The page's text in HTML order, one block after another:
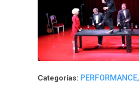
Categorías: PERFORMANCE,